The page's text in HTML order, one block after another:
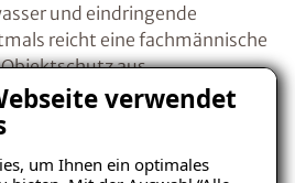
verwendet
um Ihnen ein optimales
und eindringende
reicht eine fachmännische
aus.
verlegen | Wann
Dränung brauchen